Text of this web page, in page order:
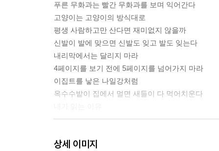
푸른 무화과는 빨간 무화과를 보며 익어간다
고양이는 고양이의 방식대로
평생 사람하고만 산다면 재미없지 않을까
신발이 발에 맞으면 신발도 잊고 발도 잊는다
내리막에서는 달리지 마라
4페이지를 보기 전에 5페이지를 넘어가지 마라
이집트를 낳은 나일강처럼
옥수수밭이 집에서 멀면 새들이 다 먹어치운다
상세 이미지